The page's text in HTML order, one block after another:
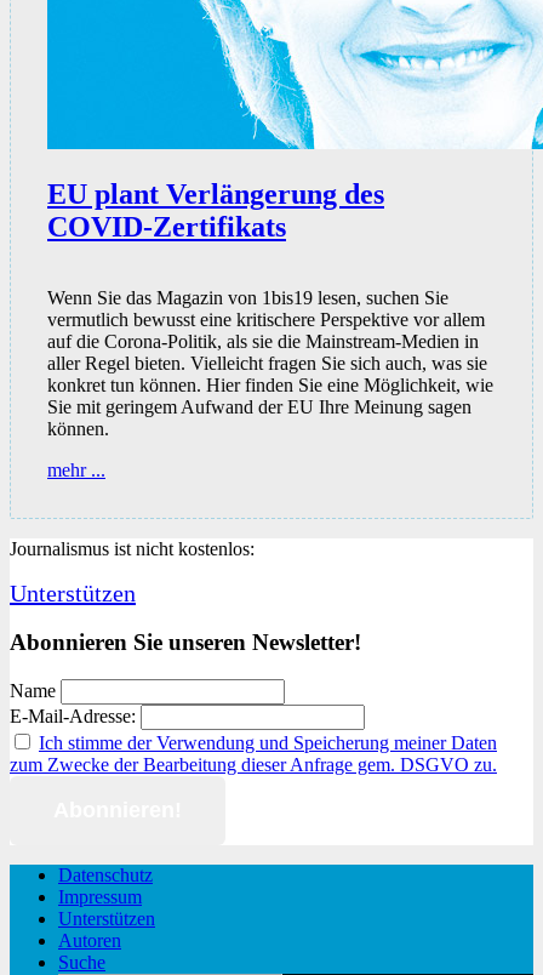
EU plant Verlängerung des
COVID-Zertifikats
Wenn Sie das Magazin von 1bis19 lesen, suchen Sie
vermutlich bewusst eine kritischere Perspektive vor allem
auf die Corona-Politik, als sie die Mainstream-Medien in
aller Regel bieten. Vielleicht fragen Sie sich auch, was sie
konkret tun können. Hier finden Sie eine Möglichkeit, wie
Sie mit geringem Aufwand der EU Ihre Meinung sagen
können.
mehr ...
COVID-
Journalismus ist nicht kostenlos:
Unterstützen
Abonnieren Sie unseren Newsletter!
Name
E-Mail-Adresse:
Ich stimme der Verwendung und Speicherung meiner Daten
zum Zwecke der Bearbeitung dieser Anfrage gem. DSGVO zu.
Datenschutz
Impressum
Unterstützen
Autoren
Suche